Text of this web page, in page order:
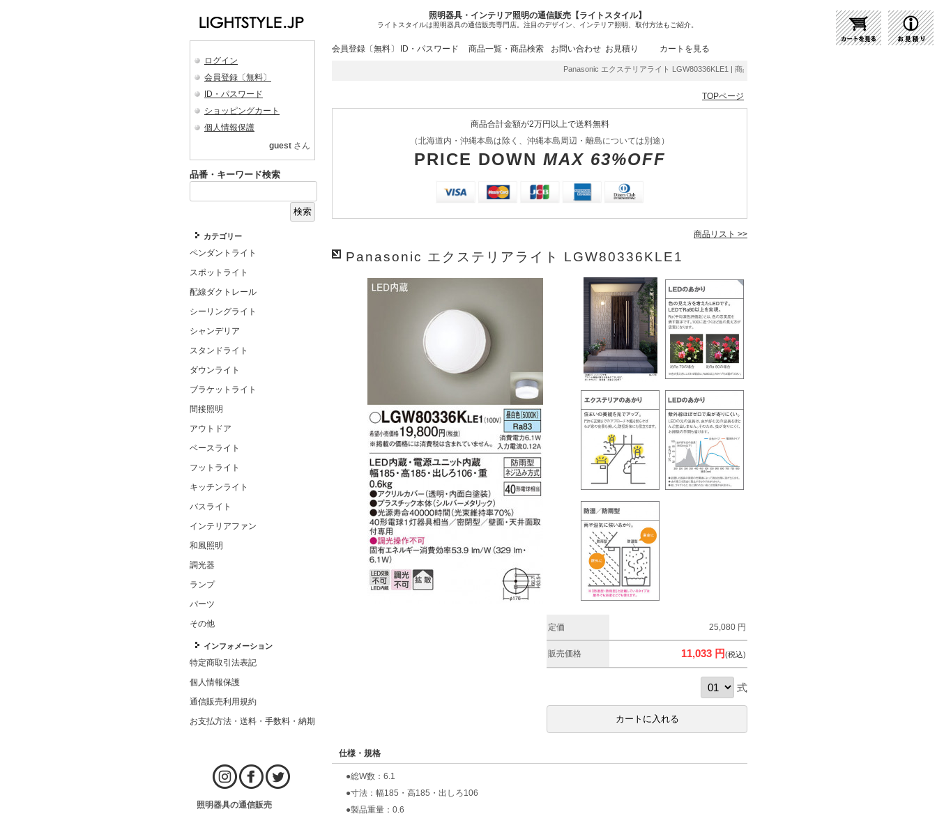
照明器具・インテリア照明の通信販売【ライトスタイル】
ライトスタイルは照明器具の通信販売専門店。注目のデザイン、インテリア照明、取付方法もご紹介。
ログイン
会員登録〔無料〕
ID・パスワード
ショッピングカート
個人情報保護
guest さん
品番・キーワード検索
カテゴリー
ペンダントライト
スポットライト
配線ダクトレール
シーリングライト
シャンデリア
スタンドライト
ダウンライト
ブラケットライト
間接照明
アウトドア
ベースライト
フットライト
キッチンライト
バスライト
インテリアファン
和風照明
調光器
ランプ
パーツ
その他
インフォメーション
特定商取引法表記
個人情報保護
通信販売利用規約
お支払方法・送料・手数料・納期
照明器具の通信販売
会員登録〔無料〕 ID・パスワード 商品一覧・商品検索 お問い合わせ お見積り カートを見る
Panasonic エクステリアライト LGW80336KLE1 | 商品紹介 | 照明器具の通販・インテリア照明の通信販売【ライ
TOPページ
商品合計金額が2万円以上で送料無料
（北海道内・沖縄本島は除く、沖縄本島周辺・離島については別途）
PRICE DOWN MAX 63%OFF
商品リスト >>
Panasonic エクステリアライト LGW80336KLE1
定価 25,080 円
販売価格 11,033 円(税込)
式
仕様・規格
●総W数：6.1
●寸法：幅185・高185・出しろ106
●製品重量：0.6